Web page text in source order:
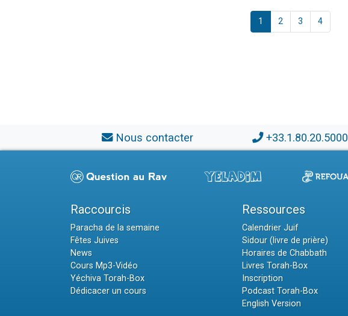
1 2 3 4
Nous contacter +33.1.80.20.5000
Raccourcis
Paracha de la semaine
Fêtes Juives
News
Cours Mp3-Vidéo
Yéchiva Torah-Box
Dédicacer un cours
Ressources
Calendrier Juif
Sidour (livre de prière)
Horaires de Chabbath
Livres Torah-Box
Inscription
Podcast Torah-Box
English Version